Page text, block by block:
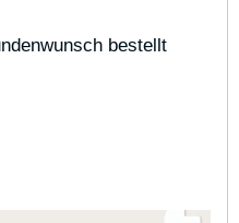
bestellt